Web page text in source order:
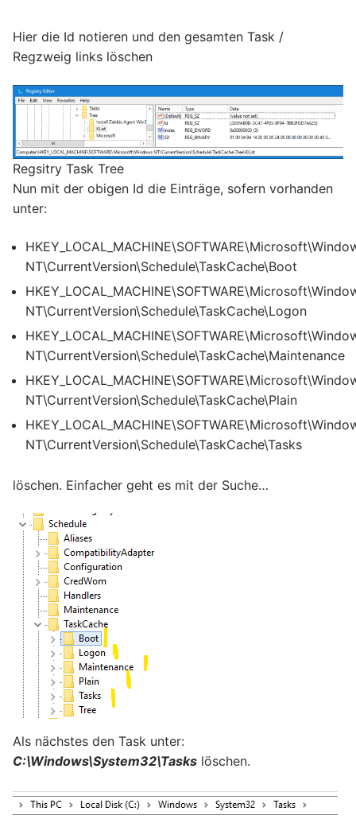
Hier die Id notieren und den gesamten Task /
Regzweig links löschen
Regsitry Task Tree
Nun mit der obigen Id die Einträge, sofern vorhanden
unter:
NT\CurrentVersion\Schedule\TaskCache\Boot
NT\CurrentVersion\Schedule\TaskCache\Logon
NT\CurrentVersion\Schedule\TaskCache\Maintenance
NT\CurrentVersion\Schedule\TaskCache\Plain
NT\CurrentVersion\Schedule\TaskCache\Tasks
löschen. Einfacher geht es mit der Suche…
Als nächstes den Task unter:
C:\Windows\System32\Tasks löschen.